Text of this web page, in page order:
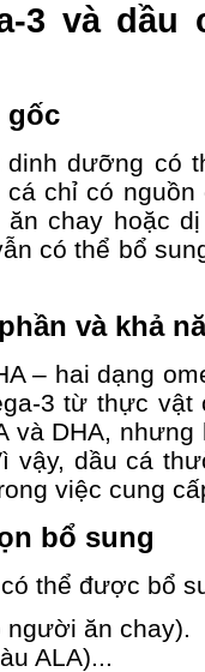
3 và
gốc
dinh dưỡng có
cá chỉ có
chay hoặc
có thể bổ
và khả
– hai dạng
3 từ thực vật
và DHA,
vậy, dầu cá
việc cung
bổ sung
thể được bổ
người ăn chay).
ALA)...